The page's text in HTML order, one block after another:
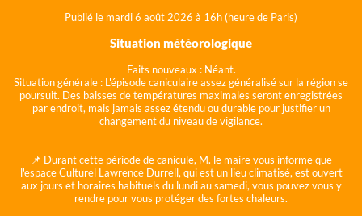
Publié le mardi 6 août 2026 à 16h (heure de Paris)
Situation météorologique
Faits nouveaux : Néant.
Situation générale : L'épisode caniculaire assez généralisé sur la région se
poursuit. Des baisses de températures maximales seront enregistrées
par endroit, mais jamais assez étendu ou durable pour justifier un
changement du niveau de vigilance.
📌 Durant cette période de canicule, M. le maire vous informe que
l'espace Culturel Lawrence Durrell, qui est un lieu climatisé, est ouvert
aux jours et horaires habituels du lundi au samedi, vous pouvez vous y
rendre pour vous protéger des fortes chaleurs.